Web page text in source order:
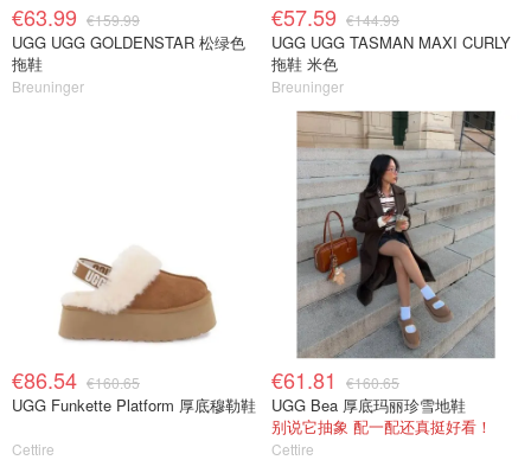
€63.99 €159.99
UGG UGG GOLDENSTAR 松绿色
拖鞋
Breuninger
€57.59 €144.99
UGG UGG TASMAN MAXI CURLY
拖鞋 米色
Breuninger
€86.54 €160.65
UGG Funkette Platform 厚底穆勒鞋
Cettire
€61.81 €160.65
UGG Bea 厚底玛丽珍雪地鞋
别说它抽象 配一配还真挺好看！
Cettire